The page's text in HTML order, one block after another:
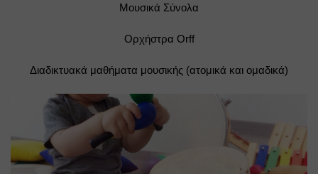
Μουσικά Σύνολα
Ορχήστρα Orff
Διαδικτυακά μαθήματα μουσικής (ατομικά και ομαδικά)